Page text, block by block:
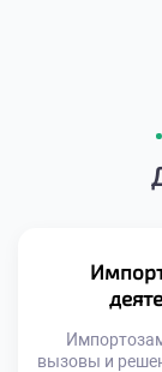
вызовы и